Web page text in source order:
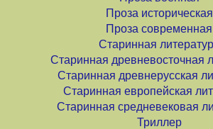
Проза историческая
Проза современная
Старинная
Старинная древневосточная
Старинная древнерусская
Старинная европейская
Старинная средневековая
Триллер